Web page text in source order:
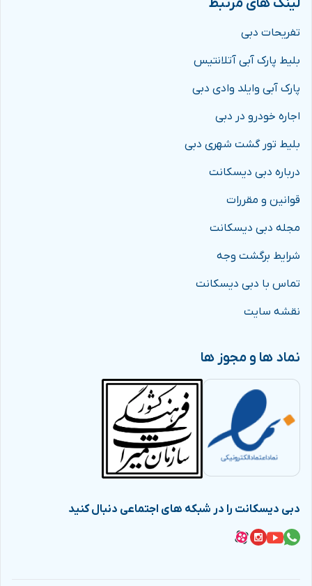
تفریحات دبی
بلیط پارک آبی آتلانتیس
پارک آبی وایلد وادی دبی
اجاره خودرو در دبی
بلیط تور گشت شهری دبی
درباره دبی دیسکانت
قوانین و مقررات
مجله دبی دیسکانت
شرایط برگشت وجه
تماس با دبی دیسکانت
نقشه سایت
نماد ها و مجوز ها
دبی دیسکانت را در شبکه های اجتماعی دنبال کنید